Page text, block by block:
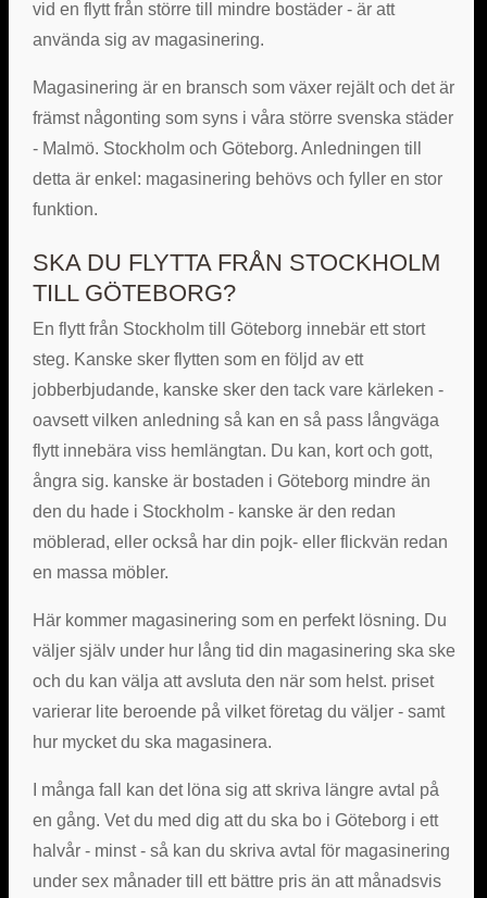
vid en flytt från större till mindre bostäder - är att
använda sig av magasinering.
Magasinering är en bransch som växer rejält och det är
främst någonting som syns i våra större svenska städer
- Malmö. Stockholm och Göteborg. Anledningen till
detta är enkel: magasinering behövs och fyller en stor
funktion.
SKA DU FLYTTA FRÅN STOCKHOLM
TILL GÖTEBORG?
En flytt från Stockholm till Göteborg innebär ett stort
steg. Kanske sker flytten som en följd av ett
jobberbjudande, kanske sker den tack vare kärleken -
oavsett vilken anledning så kan en så pass långväga
flytt innebära viss hemlängtan. Du kan, kort och gott,
ångra sig. kanske är bostaden i Göteborg mindre än
den du hade i Stockholm - kanske är den redan
möblerad, eller också har din pojk- eller flickvän redan
en massa möbler.
Här kommer magasinering som en perfekt lösning. Du
väljer själv under hur lång tid din magasinering ska ske
och du kan välja att avsluta den när som helst. priset
varierar lite beroende på vilket företag du väljer - samt
hur mycket du ska magasinera.
I många fall kan det löna sig att skriva längre avtal på
en gång. Vet du med dig att du ska bo i Göteborg i ett
halvår - minst - så kan du skriva avtal för magasinering
under sex månader till ett bättre pris än att månadsvis